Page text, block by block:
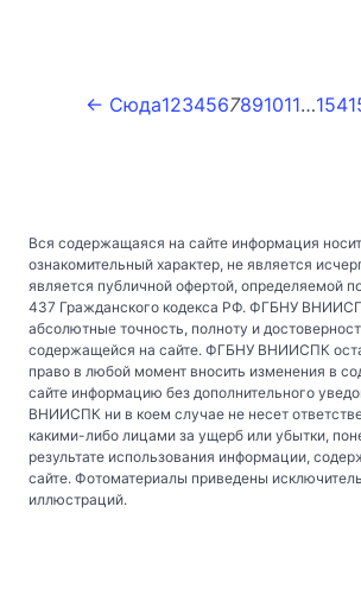
← Сюда1234567891011…154
Вся содержащаяся на сайте информация
ознакомительный характер, не является
является публичной офертой, определяемой
437 Гражданского кодекса РФ. ФГБНУ
абсолютные точность, полноту и
содержащейся на сайте. ФГБНУ ВНИИСПК
право в любой момент вносить изменения в
сайте информацию без дополнительного
ВНИИСПК ни в коем случае не несет
какими-либо лицами за ущерб или убытки,
результате использования информации,
сайте. Фотоматериалы приведены
иллюстраций.